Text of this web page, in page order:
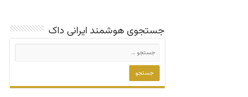
جستجوی هوشمند ایرانی داک